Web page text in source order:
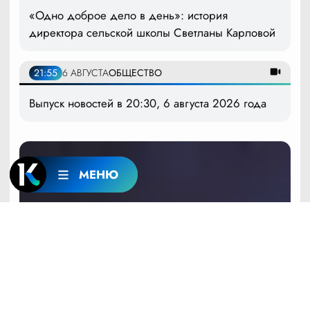
МЕНЮ
«Одно доброе дело в день»: история
директора сельской школы Светланы Карловой
21:55 6 АВГУСТАОБЩЕСТВО
Выпуск новостей в 20:30, 6 августа 2026 года